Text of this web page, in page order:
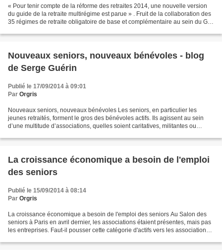
« Pour tenir compte de la réforme des retraites 2014, une nouvelle version
du guide de la retraite multirégime est parue » . Fruit de la collaboration des
35 régimes de retraite obligatoire de base et complémentaire au sein du GIP
Nouveaux seniors, nouveaux bénévoles - blog
de Serge Guérin
Publié le 17/09/2014 à 09:01
Par Orgris
Nouveaux seniors, nouveaux bénévoles Les seniors, en particulier les
jeunes retraités, forment le gros des bénévoles actifs. Ils agissent au sein
d’une multitude d’associations, quelles soient caritatives, militantes ou
La croissance économique a besoin de l'emploi
des seniors
Publié le 15/09/2014 à 08:14
Par Orgris
La croissance économique a besoin de l'emploi des seniors Au Salon des
seniors à Paris en avril dernier, les associations étaient présentes, mais pas
les entreprises. Faut-il pousser cette catégorie d'actifs vers les associations